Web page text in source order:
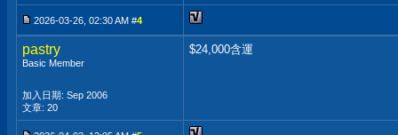
2026-03-26, 02:30 AM #4
pastry
Basic Member
加入日期: Sep 2006
文章: 20
$24,000含運